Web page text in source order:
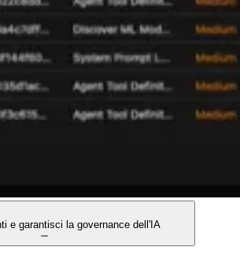
e garantisci la governance dell'IA